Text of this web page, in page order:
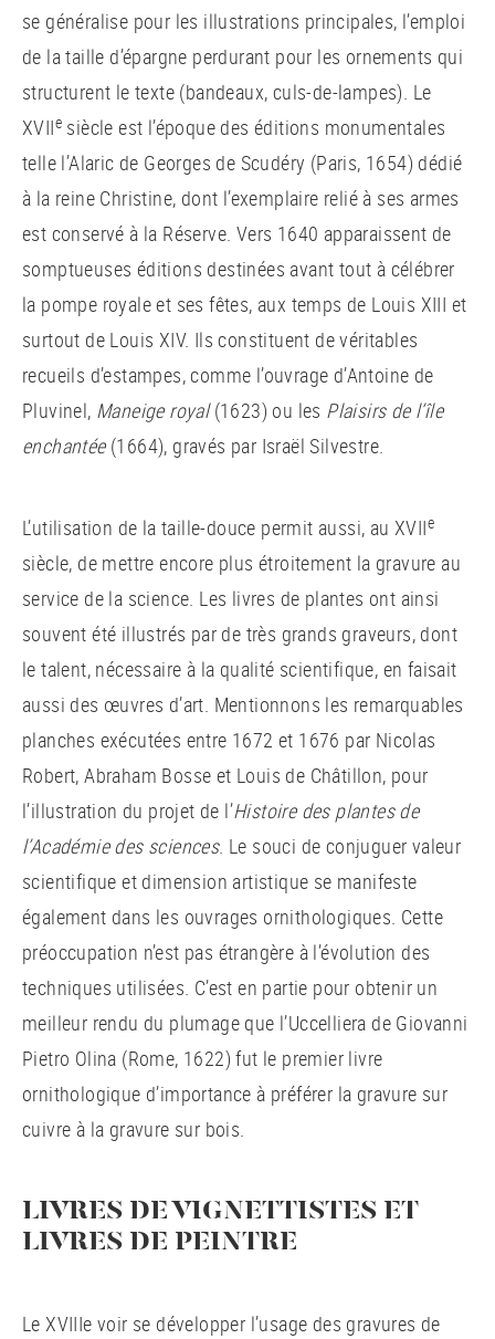
se généralise pour les illustrations principales, l’emploi
de la taille d’épargne perdurant pour les ornements qui
structurent le texte (bandeaux, culs-de-lampes). Le
XVIIe siècle est l’époque des éditions monumentales
telle l’Alaric de Georges de Scudéry (Paris, 1654) dédié
à la reine Christine, dont l’exemplaire relié à ses armes
est conservé à la Réserve. Vers 1640 apparaissent de
somptueuses éditions destinées avant tout à célébrer
la pompe royale et ses fêtes, aux temps de Louis XIII et
surtout de Louis XIV. Ils constituent de véritables
recueils d’estampes, comme l’ouvrage d’Antoine de
Pluvinel, Maneige royal(1623) ou les Plaisirs de l’île
enchantée(1664), gravés par Israël Silvestre.
L’utilisation de la taille-douce permit aussi, au XVIIe
siècle, de mettre encore plus étroitement la gravure au
service de la science. Les livres de plantes ont ainsi
souvent été illustrés par de très grands graveurs, dont
le talent, nécessaire à la qualité scientifique, en faisait
aussi des œuvres d’art. Mentionnons les remarquables
planches exécutées entre 1672 et 1676 par Nicolas
Robert, Abraham Bosse et Louis de Châtillon, pour
l’illustration du projet de l’Histoire des plantes de
l’Académie des sciences. Le souci de conjuguer valeur
scientifique et dimension artistique se manifeste
également dans les ouvrages ornithologiques. Cette
préoccupation n’est pas étrangère à l’évolution des
techniques utilisées. C’est en partie pour obtenir un
meilleur rendu du plumage que l’Uccelliera de Giovanni
Pietro Olina (Rome, 1622) fut le premier livre
ornithologique d’importance à préférer la gravure sur
cuivre à la gravure sur bois.
LIVRES DE VIGNETTISTES ET
LIVRES DE PEINTRE
Le XVIIIe voir se développer l’usage des gravures de